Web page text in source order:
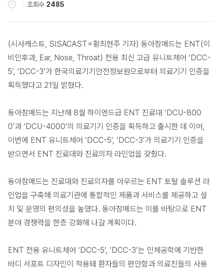
조회수 2485
(시사캐스트, SISACAST=황최현주 기자) 동아참메드는 ENT(이
비인후과, Ear, Nose, Throat) 전용 최신 고급 유니트체어 ‘DCC-
5’, ‘DCC-3’가 한국의료기기안전정보원으로부터 의료기기 인증을
획득했다고 21일 밝혔다.
동아참메드는 지난해 8월 하이엔드급 ENT 진료대 ‘DCU-800
0’과 ‘DCU-4000’의 의료기기 인증을 획득하고 출시한 데 이어,
이번에 ENT 유니트체어 ‘DCC-5’, ‘DCC-3’가 의료기기 인증을
받으면서 ENT 진료대와 진료의자 라인업을 갖췄다.
동아참메드는 진료대와 진료의자를 아우르는 ENT 토탈 솔루션 라
인업을 구축해 의료기관에 통합적인 제품과 서비스를 제공하고 설
치 및 운영의 편의성을 높였다. 동아참메드는 이를 바탕으로 ENT
분야 경쟁력을 한층 강화해 나갈 계획이다.
ENT 전용 유니트체어 ‘DCC-5’, ‘DCC-3’는 인체공학에 기반한
바디 서포트 디자인이 적용돼 환자들의 편안함과 의료진들의 사용